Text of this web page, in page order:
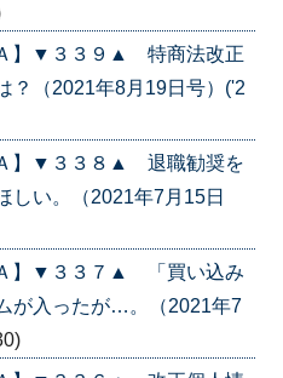
Ａ】▼３３９▲ 特商法改正
？（2021年8月19日号）('2
Ａ】▼３３８▲ 退職勧奨を
しい。（2021年7月15日
Ａ】▼３３７▲ 「買い込み
が入ったが…。（2021年7